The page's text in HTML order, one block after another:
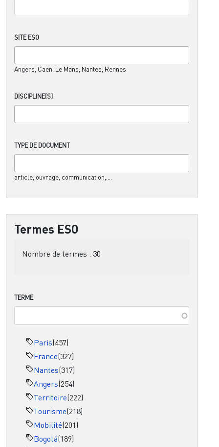
SITE ESO
Angers, Caen, Le Mans, Nantes, Rennes
DISCIPLINE(S)
TYPE DE DOCUMENT
article, ouvrage, communication,....
Termes ESO
Nombre de termes : 30
TERME
Paris(457)
France(327)
Nantes(317)
Angers(254)
Territoire(222)
Tourisme(218)
Mobilité(201)
Bogotá(189)